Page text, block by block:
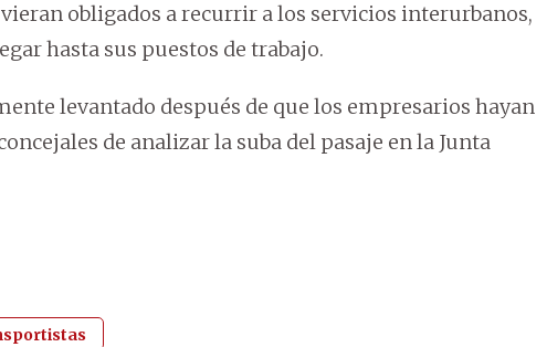
obligados a recurrir a los servicios interurbanos,
hasta sus puestos de trabajo.
levantado después de que los empresarios hayan
de analizar la suba del pasaje en la Junta